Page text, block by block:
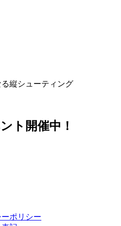
縦シューティング
ト開催中！
ポリシー